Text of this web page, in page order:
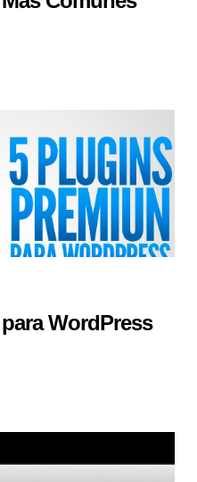
WordPress